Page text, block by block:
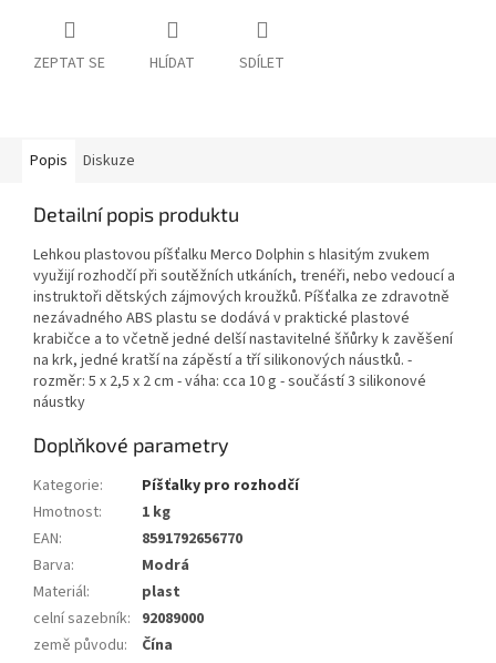
ZEPTAT SE HLÍDAT SDÍLET
Popis Diskuze
Detailní popis produktu
Lehkou plastovou píšťalku Merco Dolphin s hlasitým zvukem
využijí rozhodčí při soutěžních utkáních, trenéři, nebo vedoucí a
instruktoři dětských zájmových kroužků. Píšťalka ze zdravotně
nezávadného ABS plastu se dodává v praktické plastové
krabičce a to včetně jedné delší nastavitelné šňůrky k zavěšení
na krk, jedné kratší na zápěstí a tří silikonových náustků. -
rozměr: 5 x 2,5 x 2 cm - váha: cca 10 g - součástí 3 silikonové
náustky
Doplňkové parametry
Kategorie:
Píšťalky pro rozhodčí
Hmotnost:
1 kg
EAN:
8591792656770
Barva:
Modrá
Materiál:
plast
celní sazebník: 92089000
země původu: Čína